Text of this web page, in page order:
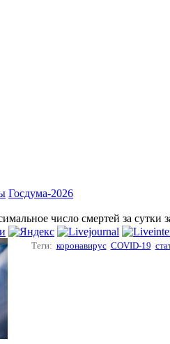
Госдума-2026
число смертей за сутки
Теги: коронавирус COVID-19